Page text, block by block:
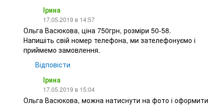
Ірина
17.05.2019 в 14:57
Ольга Васюкова, ціна 750грн, розміри 50-58.
Напишіть свій номер телефона, ми зателефонуємо і
приймемо замовлення.
Відповісти
Ірина
17.05.2019 в 15:04
Ольга Васюкова, можна натиснути на фото і оформити